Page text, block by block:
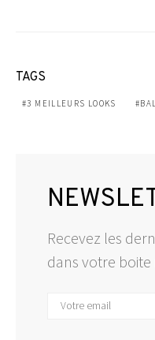
TAGS
3 MEILLEURS LOOKS
Recevez les
dans votre boite